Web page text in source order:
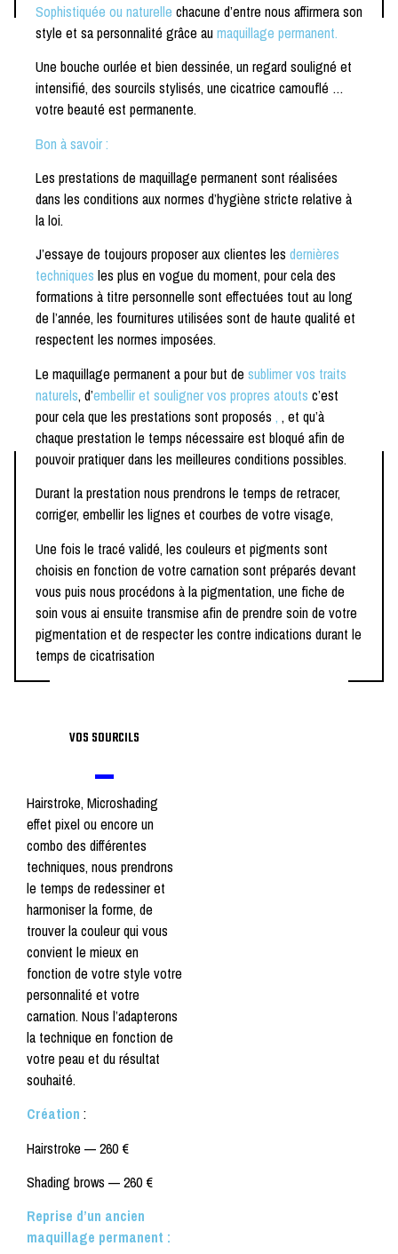
Sophistiquée ou naturelle chacune d’entre nous affirmera son
style et sa personnalité grâce aumaquillage permanent.
Une bouche ourlée et bien dessinée, un regard souligné et
intensifié, des sourcils stylisés, une cicatrice camouflé …
votre beauté est permanente.
Bon à savoir :
Les prestations de maquillage permanent sont réalisées
dans les conditions aux normes d’hygiène stricte relative à
la loi.
J’essaye de toujours proposer aux clientes les dernières
techniques les plus en vogue du moment, pour cela des
formations à titre personnelle sont effectuées tout au long
de l’année, les fournitures utilisées sont de haute qualité et
respectent les normes imposées.
Le maquillage permanent a pour but de sublimer vos traits
naturels, d’embellir et souligner vos propres atouts c’est
pour cela que les prestations sont proposés , , et qu’à
chaque prestation le temps nécessaire est bloqué afin de
pouvoir pratiquer dans les meilleures conditions possibles.
Durant la prestation nous prendrons le temps de retracer,
corriger, embellir les lignes et courbes de votre visage,
Une fois le tracé validé, les couleurs et pigments sont
choisis en fonction de votre carnation sont préparés devant
vous puis nous procédons à la pigmentation, une fiche de
soin vous ai ensuite transmise afin de prendre soin de votre
pigmentation et de respecter les contre indications durant le
temps de cicatrisation
VOS SOURCILS
Hairstroke, Microshading
effet pixel ou encore un
combo des différentes
techniques, nous prendrons
le temps de redessiner et
harmoniser la forme, de
trouver la couleur qui vous
convient le mieux en
fonction de votre style votre
personnalité et votre
carnation. Nous l’adapterons
la technique en fonction de
votre peau et du résultat
souhaité.
Création :
Hairstroke —260 €
Shading brows —260 €
Reprise d’un ancien
maquillage permanent :